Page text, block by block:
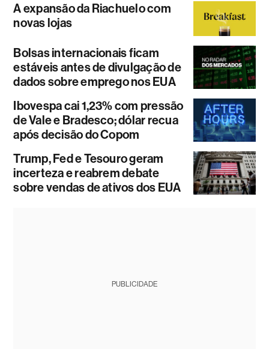
A expansão da Riachuelo com
novas lojas
Bolsas internacionais ficam
estáveis antes de divulgação de
dados sobre emprego nos EUA
Ibovespa cai 1,23% com pressão
de Vale e Bradesco; dólar recua
após decisão do Copom
Trump, Fed e Tesouro geram
incerteza e reabrem debate
sobre vendas de ativos dos EUA
PUBLICIDADE